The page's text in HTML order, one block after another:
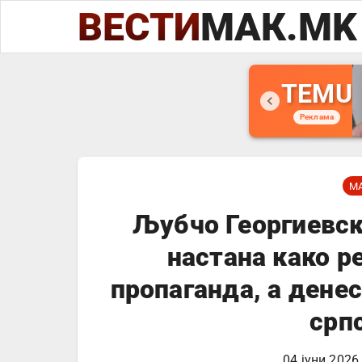
ВЕСТИМАК.MK
TEMU
Реклама
Љубчо
настана како
пропаганда, а